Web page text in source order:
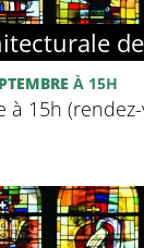
de
À 15H
à 15h